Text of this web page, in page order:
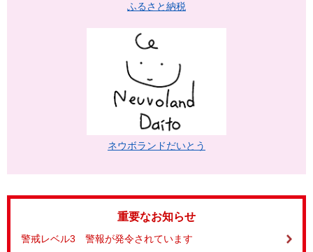
ふるさと納税
ネウボランドだいとう
重要なお知らせ
警戒レベル3 警報が発令されています